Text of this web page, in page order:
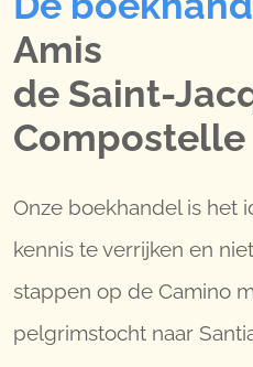
Amis
de Saint-
Compostelle
Onze boekhandel is het
kennis te verrijken en
stappen op de Camino
pelgrimstocht naar